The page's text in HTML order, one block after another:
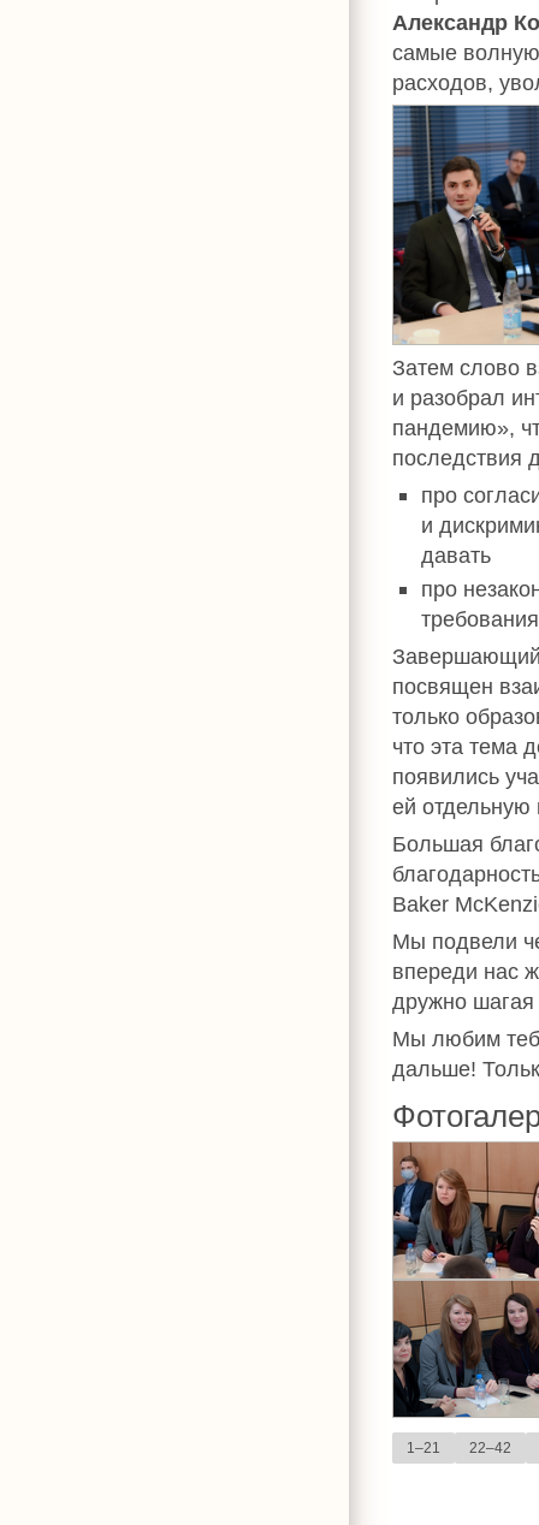
Александр
самые
расходов,
Затем слово
и разобрал
пандемию»,
последствия
про
и
давать
про
посвящен
только
что эта тема
появились
ей отдельную
Большая
Baker
Мы подвели
впереди нас
дружно шагая
Мы любим
дальше!
1–21 22–42